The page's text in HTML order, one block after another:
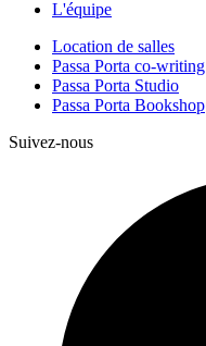
L'équipe
Location de salles
Passa Porta co-writing
Passa Porta Studio
Passa Porta Bookshop
Suivez-nous